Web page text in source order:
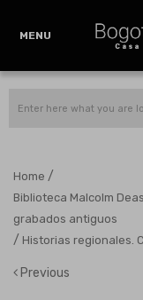
MENU
Home /
Biblioteca Malcolm
grabados antiguos
/ Historias regionales.
Previous